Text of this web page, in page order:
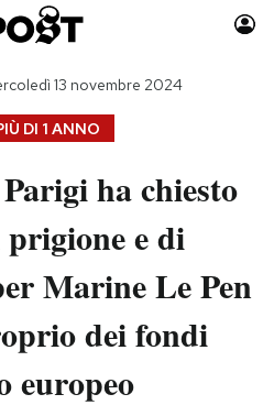
Auto
Moda
Consumismi
Storie/Idee
Media
DI 1 ANNO
13 novembre 2024
ha chiesto
e di
Marine Le Pen
dei fondi
europeo